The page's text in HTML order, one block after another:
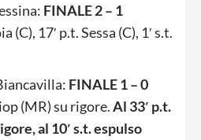
FINALE2 – 1
(C), 17′ p.t. Sessa (C), 1′ s.t.
FINALE 1 – 0
(MR) su rigore.Al 33′ p.t.
al 10′ s.t. espulso